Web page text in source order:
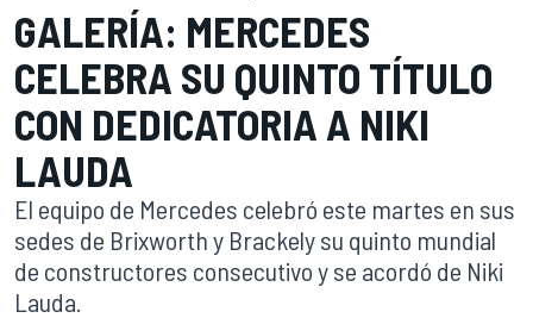
GALERÍA: MERCEDES
CELEBRA SU QUINTO TÍTULO
CON DEDICATORIA A NIKI
LAUDA
El equipo de Mercedes celebró este martes en sus
sedes de Brixworth y Brackely su quinto mundial
de constructores consecutivo y se acordó de Niki
Lauda.